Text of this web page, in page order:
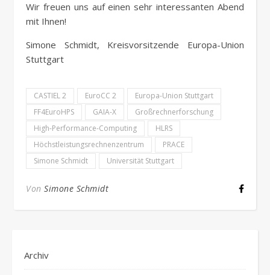
Wir freuen uns auf einen sehr interessanten Abend
mit Ihnen!
Simone Schmidt, Kreisvorsitzende Europa-Union
Stuttgart
CASTIEL 2 EuroCC 2
Europa-Union Stuttgart
FF4EuroHPS
GAIA-X
Großrechnerforschung
High-Performance-Computing
HLRS
Höchstleistungsrechnenzentrum
PRACE
Simone Schmidt
Universität Stuttgart
Von Simone Schmidt
Archiv